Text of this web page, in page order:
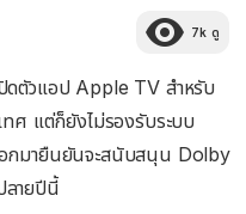
7k ดู
ดตัวแอป Apple TV สำหรับ
ศ แต่ก็ยังไม่รองรับระบบ
กมายืนยันจะสนับสนุน Dolby
ายปีนี้